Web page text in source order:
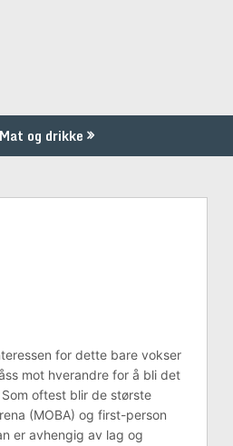
Mat og drikke
for dette bare vokser
mot hverandre for å bli det
oftest blir de største
(MOBA) og first-person
er avhengig av lag og